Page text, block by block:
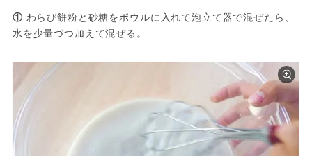
① わらび餅粉と砂糖をボウルに入れて泡立て器で混ぜたら、
水を少量づつ加えて混ぜる。